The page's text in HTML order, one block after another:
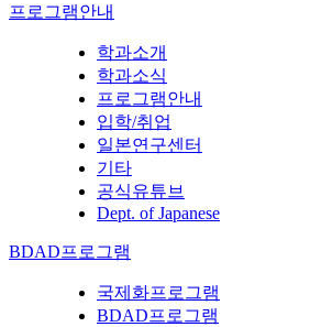
프로그램안내
학과소개
학과소식
프로그램안내
입학/취업
일본연구센터
기타
공식유튜브
Dept. of Japanese
BDAD프로그램
국제화프로그램
BDAD프로그램